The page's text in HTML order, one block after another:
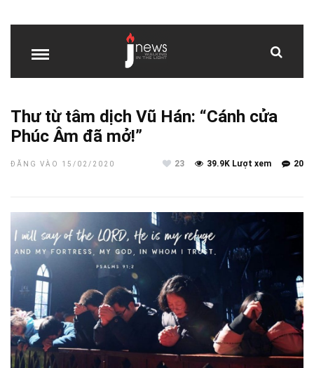
Thư từ tâm dịch Vũ Hán: “Cánh cửa
Phúc Âm đã mở!”
ĐĂNG VÀO 15/02/2020 20
39.9K Lượt xem
23